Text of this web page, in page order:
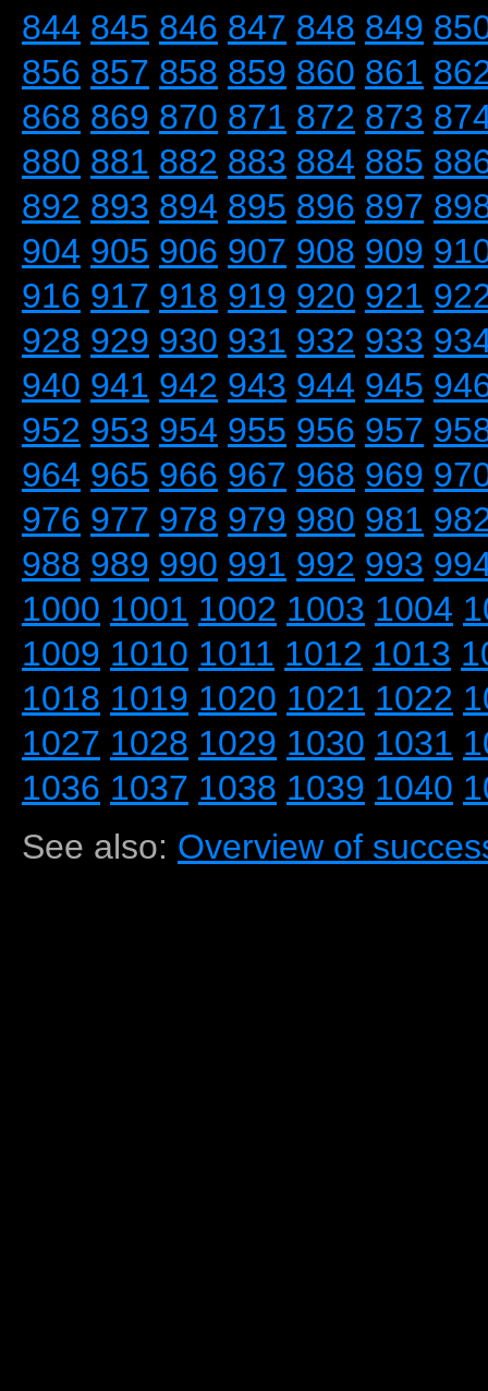
844 845 846 847 848 849
856 857 858 859 860 861
868 869 870 871 872 873
880 881 882 883 884 885
892 893 894 895 896 897
904 905 906 907 908 909
916 917 918 919 920 921
928 929 930 931 932 933
940 941 942 943 944 945
952 953 954 955 956 957
964 965 966 967 968 969
976 977 978 979 980 981
988 989 990 991 992 993
1000 1001 1002 1003 1004
1009 1010 1011 1012 1013
1018 1019 1020 1021 1022
1027 1028 1029 1030 1031
1036 1037 1038 1039 1040
See also: Overview of